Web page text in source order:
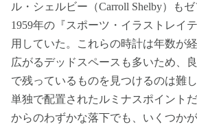
ル・シェルビー（Carroll Shelby）もゼ
1959年の『スポーツ・イラストレイ
用していた。これらの時計は年数が
広がるデッドスペースも多いため、
で残っているものを見つけるのは難
単独で配置されたルミナスポイント
からのわずかな落下でも、いくつか